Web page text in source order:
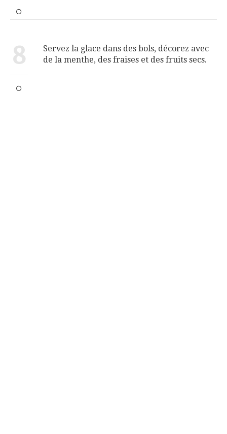
8
Servez la glace dans des bols, décorez avec
de la menthe, des fraises et des fruits secs.